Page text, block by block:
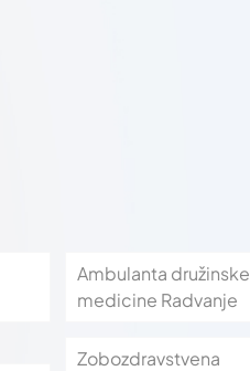
Ambulanta družinske
medicine Radvanje
Zobozdravstvena